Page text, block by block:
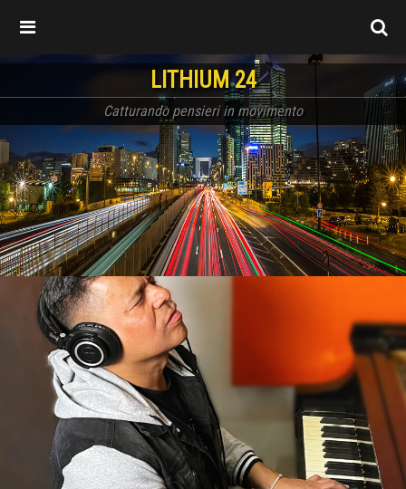
LITHIUM 24
Catturando pensieri in movimento